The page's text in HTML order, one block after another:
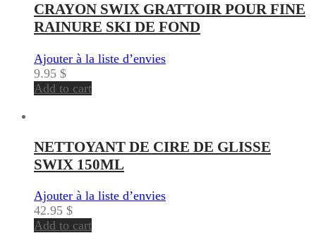
CRAYON SWIX GRATTOIR POUR FINE
RAINURE SKI DE FOND
Ajouter à la liste d’envies
9.95 $
Add to cart
NETTOYANT DE CIRE DE GLISSE
SWIX 150ML
Ajouter à la liste d’envies
42.95 $
Add to cart